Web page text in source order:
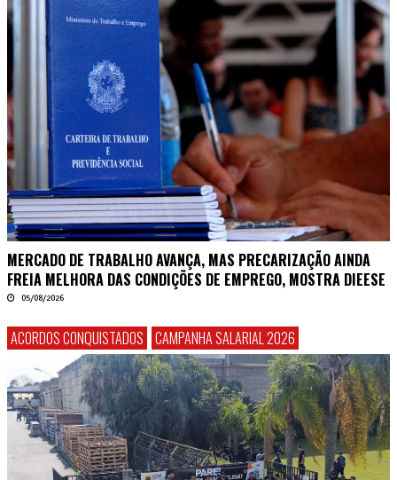
MERCADO DE TRABALHO AVANÇA, MAS PRECARIZAÇÃO AINDA
FREIA MELHORA DAS CONDIÇÕES DE EMPREGO, MOSTRA DIEESE
05/08/2026
ACORDOS CONQUISTADOS CAMPANHA SALARIAL 2026